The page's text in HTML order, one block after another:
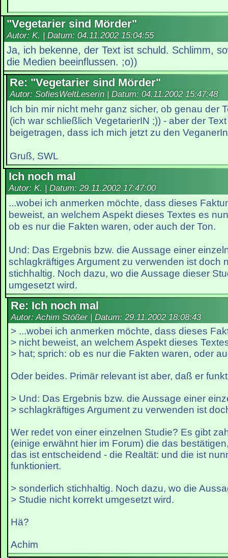
"Vegetarier sind Mörder"
Autor: K. | Datum: 04.11.2002 15:04:55
Ja, ich bekenne, der Text ist schuld. Schlimm,
die Medien beeinflussen. ;o))
Re: "Vegetarier sind Mörder"
Autor: SofiesWeltLeserin | Datum: 04.11.2002 15:47:48
Ich bin mir nicht mehr ganz sicher, ob genau der
(ich war schließlich VegetarierIN ;)) - aber der
beigetragen, dass ich mich jetzt zu den
Gruß, SWL
Ich noch mal
Autor: K. | Datum: 29.11.2002 17:47:00
...wobei ich anmerken möchte, dass dieses
beweist, an welchem Aspekt dieses Textes es
ob es nur die Fakten waren, oder auch der Ton.
Und: Das Ergebnis bzw. die Aussage einer
schlagkräftiges Argument zu verwenden ist doch
stichhaltig. Noch dazu, wo die Aussage dieser
umgesetzt wird.
Re: Ich noch mal
Autor: Achim Stößer | Datum: 29.11.2002 18:08:43
> ...wobei ich anmerken möchte, dass dieses
> nicht beweist, an welchem Aspekt dieses
> hat; sprich: ob es nur die Fakten waren, oder
Oder beides. Primär relevant ist aber, daß er
> Und: Das Ergebnis bzw. die Aussage einer
> schlagkräftiges Argument zu verwenden ist
Wer redet von einer einzelnen Studie? Es gibt
(einige erwähnt hier im Forum) die das
das ist entscheidend - die Realtät: und die ist
funktioniert.
> sonderlich stichhaltig. Noch dazu, wo die
> Studie nicht korrekt umgesetzt wird.
Hä?
Achim